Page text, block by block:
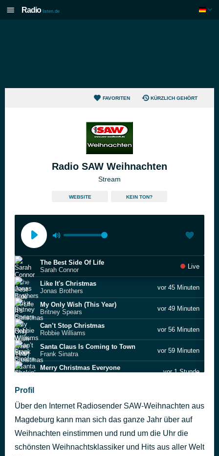
Radio listen.de
FAVORITEN KÜRZLICH GEHÖRT
Radio SAW Weihnachten
Stream
WEBSITE KEIN TON?
The Best Side Of Life
Sarah Connor
Live
Like It's Christmas
Jonas Brothers
vor 45 Minuten
My Only Wish (This Year)
Britney Spears
vor 49 Minuten
Can’t Stop Christmas
Robbie Williams
vor 56 Minuten
Santa Claus Is Coming to Town
Frank Sinatra
vor 59 Minuten
Merry Christmas Everyone
vor 1 Stunde
Wonderful Dream (Holidays Are Coming)
Melanie Thornton
Santa Tell Me
Ariana Grande
vor 1 Stunde
Christmas All Over Again
Profil
Über den Internet Radiosender SAW-Weihnachten aus
Magdeburg kann man sich das ganze Jahr über auf
Weihnachten einstimmen und rund um die Uhr die
schönsten Weihnachtsklassiker und Hits aus aller Welt